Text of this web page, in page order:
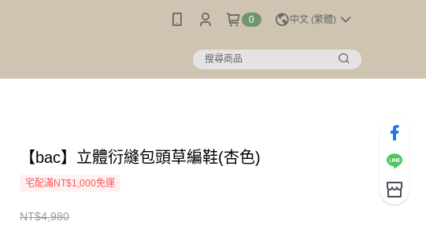
0 中文 (繁體)
【bac】立體衍縫包頭草編鞋(杏色)
宅配滿NT$1,000免運
NT$4,980